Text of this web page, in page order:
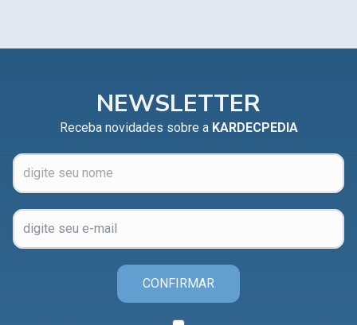
NEWSLETTER
Receba novidades sobre a KARDECPEDIA
CONFIRMAR